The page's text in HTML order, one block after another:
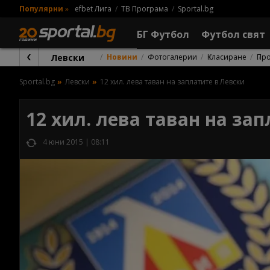
Популярни » efbet Лига ТВ Програма Sportal.bg
БГ Футбол Футбол свят
Левски Новини Фотогалерии Класиране
Sportal.bg Левски 12 хил. лева таван на заплатите в Левски
12 хил. лева таван на
4 юни 2015 | 08:11